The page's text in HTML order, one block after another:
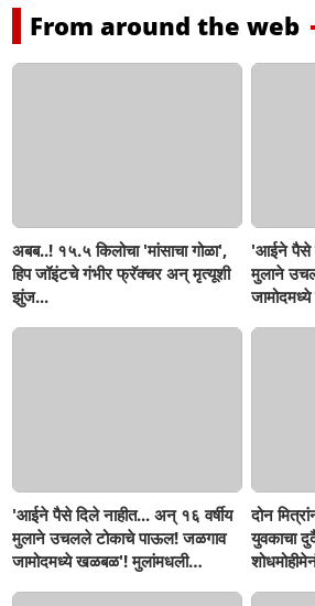
From around the web
अबब..! १५.५ किलोचा 'मांसाचा गोळा',
हिप जॉइंटचे गंभीर फ्रॅक्चर अन् मृत्यूशी
झुंज...
'आईने पैसे
मुलाने
'आईने पैसे दिले नाहीत... अन् १६ वर्षीय
मुलाने उचलले टोकाचे पाऊल! जळगाव
जामोदमध्ये खळबळ'! मुलांमधली
दोन
युवकाचा